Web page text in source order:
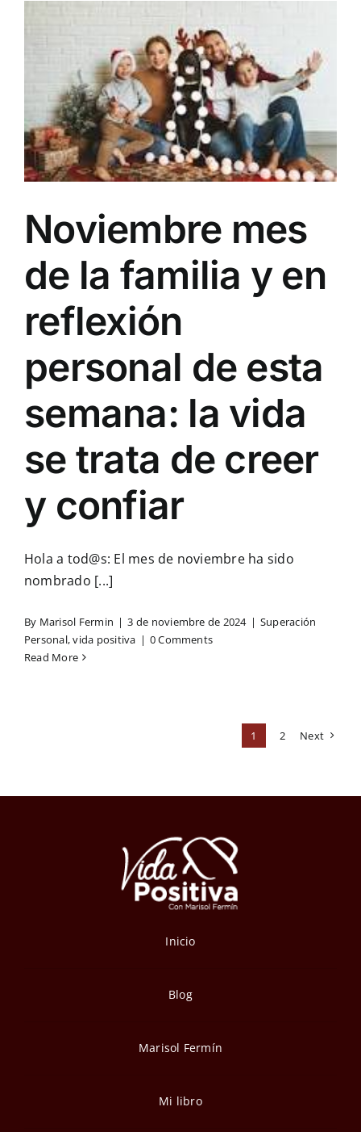
Noviembre mes
de la familia y en
reflexión
personal de esta
semana: la vida
se trata de creer
y confiar
Hola a tod@s: El mes de noviembre ha sido
nombrado [...]
By Marisol Fermin | 3 de noviembre de 2024 | Superación
Personal,vida positiva | 0 Comments
Read More
1 2 Next
Inicio
Blog
Marisol Fermín
Mi libro